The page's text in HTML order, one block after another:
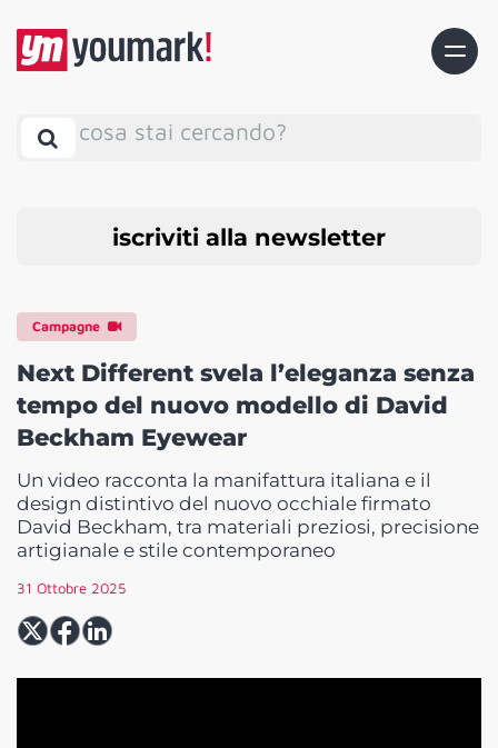
cosa stai cercando?
iscriviti alla newsletter
Campagne
Next Different svela l’eleganza senza
tempo del nuovo modello di David
Beckham Eyewear
Un video racconta la manifattura italiana e il
design distintivo del nuovo occhiale firmato
David Beckham, tra materiali preziosi, precisione
artigianale e stile contemporaneo
31 Ottobre 2025